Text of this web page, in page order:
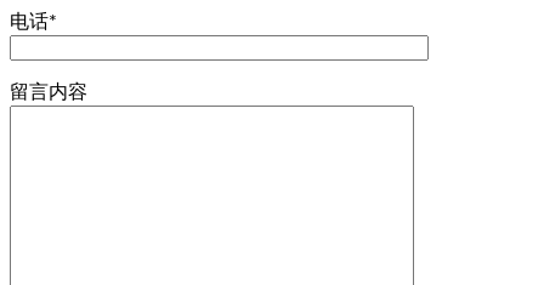
电话*
留言内容